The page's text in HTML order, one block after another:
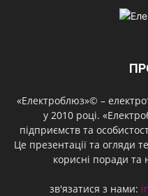
«Електроблюз»© –
у 2010 році.
підприємств та
Це презентації та огляди
корисні поради та
зв'язатися з нами: